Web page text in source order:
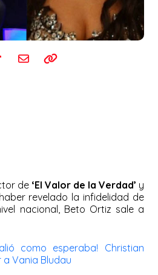
de ‘El Valor de la Verdad’ y
revelado la infidelidad de
nacional, Beto Ortiz sale a
como esperaba! Christian
Vania Bludau